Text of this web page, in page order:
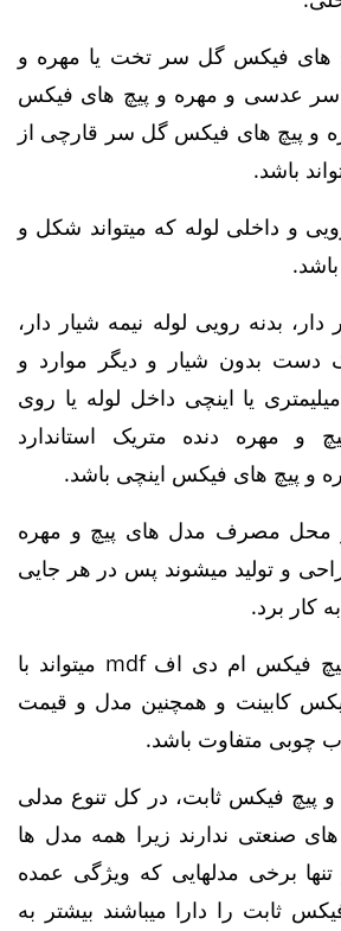
های فیکس گل سر تخت یا مهره و
عدسی و مهره و پیچ های فیکس
و پیچ های فیکس گل سر قارچی از
باشد.
و داخلی لوله که میتواند شکل و
دار، بدنه رویی لوله نیمه شیار دار،
دست بدون شیار و دیگر موارد و
یا اینچی داخل لوله یا روی
و مهره دنده متریک استاندارد
و پیچ های فیکس اینچی باشد.
و محل مصرف مدل های پیچ و مهره
و تولید میشوند پس در هر جایی
کار برد.
مثلا مدل و قیمت پیچ فیکس ام دی اف mdf میتواند با
کابینت و همچنین مدل و قیمت
چوبی متفاوت باشد.
پیچ فیکس ثابت، در کل تنوع مدلی
صنعتی ندارند زیرا همه مدل ها
برخی مدلهایی که ویژگی عمده
ثابت را دارا میباشند بیشتر به